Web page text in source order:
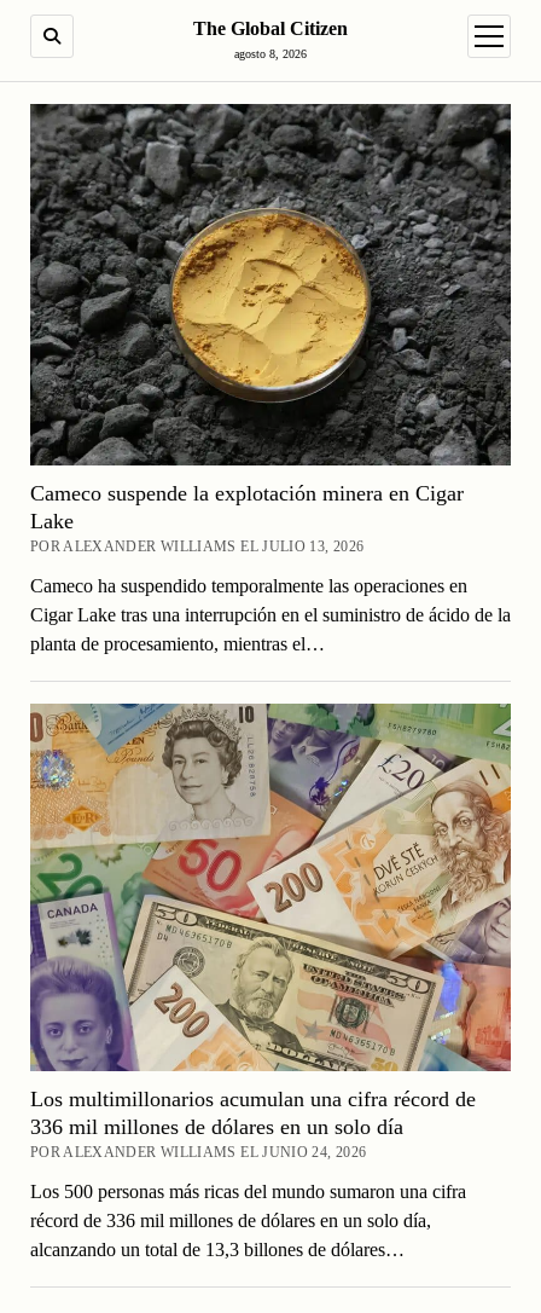
The Global Citizen
agosto 8, 2026
abrir
Cameco suspende la explotación minera en Cigar
Lake
POR ALEXANDER WILLIAMS EL JULIO 13, 2026
Cameco ha suspendido temporalmente las operaciones en
Cigar Lake tras una interrupción en el suministro de ácido de la
planta de procesamiento, mientras el…
Los multimillonarios acumulan una cifra récord de
336 mil millones de dólares en un solo día
POR ALEXANDER WILLIAMS EL JUNIO 24, 2026
Los 500 personas más ricas del mundo sumaron una cifra
récord de 336 mil millones de dólares en un solo día,
alcanzando un total de 13,3 billones de dólares…